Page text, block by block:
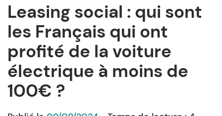
Leasing social : qui sont
les Français qui ont
profité de la voiture
électrique à moins de
100€ ?